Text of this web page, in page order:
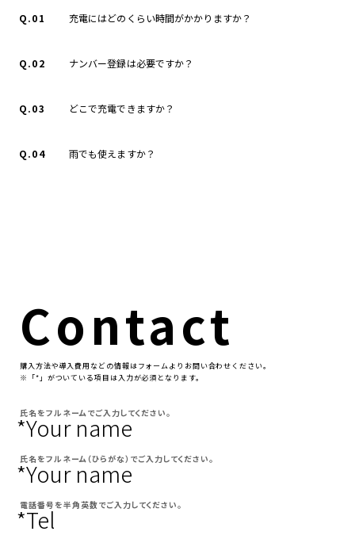
Q.01 充電にはどのくらい時間がかかりますか？
Q.02 ナンバー登録は必要ですか？
Q.03 どこで充電できますか？
Q.04 雨でも使えますか？
Contact
購⼊⽅法や導⼊費⽤などの情報はフォームよりお問い合わせください。
※「*」がついている項⽬は⼊⼒が必須となります。
氏名をフルネームでご入力してください。
*Your name
氏名をフルネーム（ひらがな）でご入力してください。
*Your name
電話番号を半角英数でご入力してください。
*Tel